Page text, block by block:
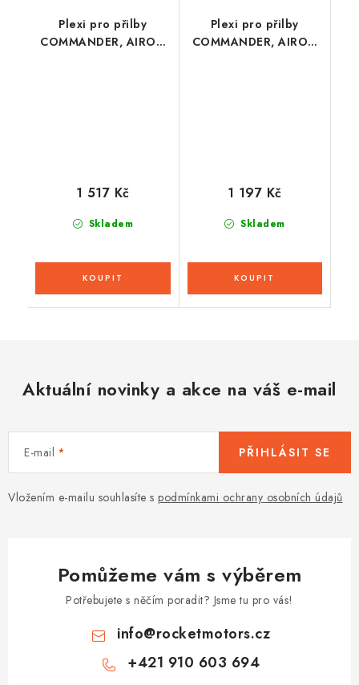
Plexi pro přilby
COMMANDER, AIROH
Skladem
1 517 Kč
Plexi pro přilby
COMMANDER, AIROH
Skladem
1 197 Kč
Aktuální novinky a akce na váš e-mail
E-mail
Vložením e-mailu souhlasíte s podmínkami ochrany osobních údajů
PŘIHLÁSIT SE
Pomůžeme vám s výběrem
Potřebujete s něčím poradit? Jsme tu pro vás!
info@rocketmotors.cz
+421 910 603 694